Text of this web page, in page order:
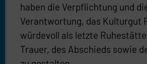
haben die Verpflichtung und
Verantwortung, das Kulturgut
würdevoll als letzte
Trauer, des Abschieds sowie